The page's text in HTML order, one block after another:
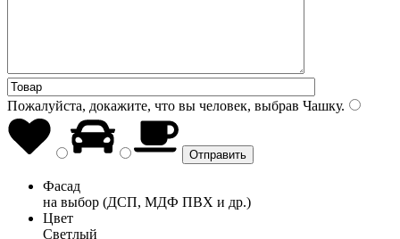
Пожалуйста, докажите, что вы человек, выбрав Чашку.
Фасад
на выбор (ДСП, МДФ ПВХ и др.)
Цвет
Светлый